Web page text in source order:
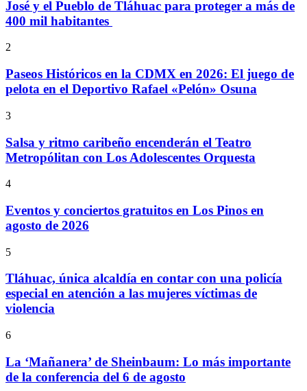
José y el Pueblo de Tláhuac para proteger a más de
400 mil habitantes
2
Paseos Históricos en la CDMX en 2026: El juego de
pelota en el Deportivo Rafael «Pelón» Osuna
3
Salsa y ritmo caribeño encenderán el Teatro
Metropólitan con Los Adolescentes Orquesta
4
Eventos y conciertos gratuitos en Los Pinos en
agosto de 2026
5
Tláhuac, única alcaldía en contar con una policía
especial en atención a las mujeres víctimas de
violencia
6
La ‘Mañanera’ de Sheinbaum: Lo más importante
de la conferencia del 6 de agosto